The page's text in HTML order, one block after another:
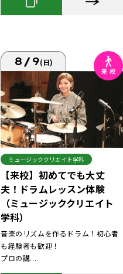
8/9(日)
ミュージッククリエイト学科
【来校】初めてでも大丈
夫！ドラムレッスン体験
（ミュージッククリエイト
学科）
音楽のリズムを作るドラム！初心者
も経験者も歓迎！
プロの講...